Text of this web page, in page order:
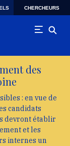
CHERCHEURS
des
: en vue de
candidats
devront établir
et les
internes un